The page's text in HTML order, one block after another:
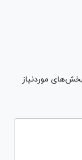
موردنیاز